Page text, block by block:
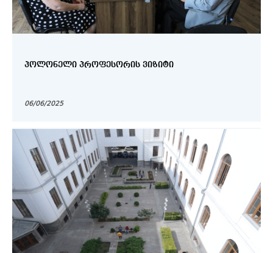
ᲞᲝᲚᲝᲜᲔᲚᲘ ᲞᲠᲝᲤᲔᲡᲝᲠᲘᲡ ᲕᲘᲖᲘᲢᲘ
06/06/2025